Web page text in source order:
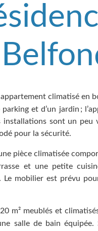
climatisé en
et d’un jardin ;
sont un peu
pour la sécurité.
pièce climatisée
et une petite
Le mobilier est prévu
m² meublés et
salle de bain